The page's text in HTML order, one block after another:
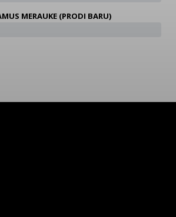
MERAUKE (PRODI BARU)